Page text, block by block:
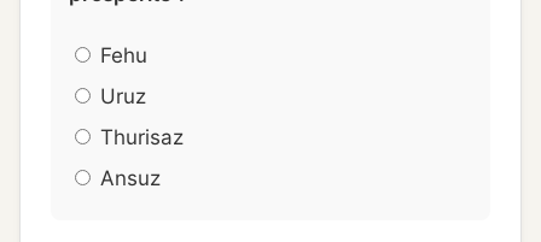
Fehu
Uruz
Thurisaz
Ansuz